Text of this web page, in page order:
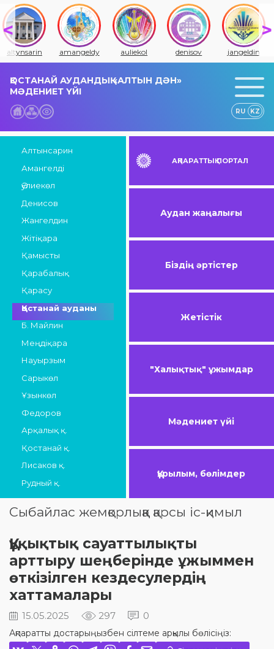
altynsarin amangeldy auliekol denisov jangeldin
ҚОСТАНАЙ АУДАНДЫҚ «АЛТЫН ДӘН»
МӘДЕНИЕТ ҮЙІ
RU KZ
Алтынсарин
Амангелді
Әулиекөл
Денисов
Жангелдин
Жітіқара
Қамысты
Қарабалық
Қарасу
Қостанай ауданы
Б. Майлин
Меңдіқара
Науырзым
Сарыкөл
Ұзынкөл
Федоров
Арқалық қ.
Қостанай қ.
Лисаков қ.
Рудный қ.
АҚПАРАТТЫҚ ПОРТАЛ
Аудан жаңалығы
Біздің әртістер
Жетістік
"Халықтық" ұжымдар
Мәдениет үйі
Құрылым, бөлімдер
Сыбайлас жемқорлыққа қарсы іс-қимыл
Құқықтық сауаттылықты
арттыру шеңберінде ұжыммен
өткізілген кездесулердің
хаттамалары
15.05.2025 297 0
Ақпаратты достарыңызбен сілтеме арқылы бөлісіңіз: